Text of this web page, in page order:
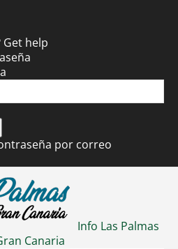
help
por correo
Info Las Palmas
Canaria